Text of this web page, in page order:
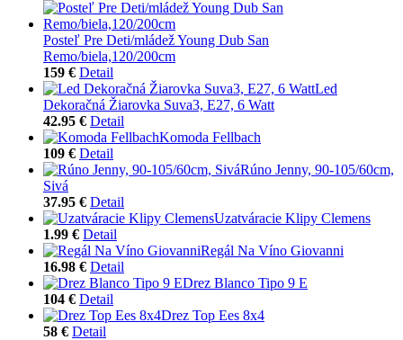
Posteľ Pre Deti/mládež Young Dub San
Remo/biela,120/200cm
159 € Detail
Led
Dekoračná Žiarovka Suva3, E27, 6 Watt
42.95 € Detail
Komoda Fellbach
109 € Detail
Rúno Jenny, 90-105/60cm,
Sivá
37.95 € Detail
Uzatváracie Klipy Clemens
1.99 € Detail
Regál Na Víno Giovanni
16.98 € Detail
Drez Blanco Tipo 9 E
104 € Detail
Drez Top Ees 8x4
58 € Detail